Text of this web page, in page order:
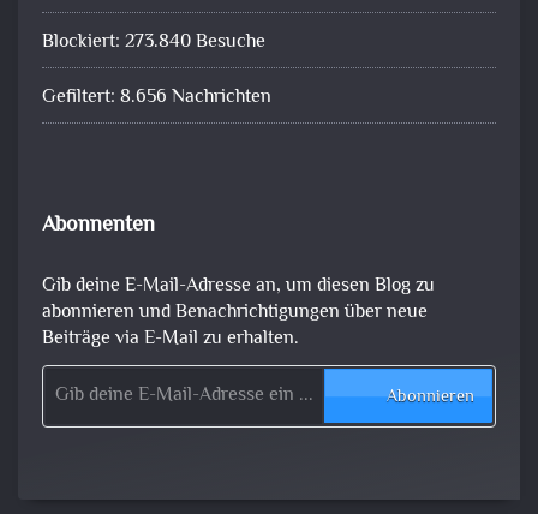
Blockiert: 273.840 Besuche
Gefiltert: 8.656 Nachrichten
Abonnenten
Gib deine E-Mail-Adresse an, um diesen Blog zu
abonnieren und Benachrichtigungen über neue
Beiträge via E-Mail zu erhalten.
Gib deine E-Mail-Adresse ein ...
Abonnieren